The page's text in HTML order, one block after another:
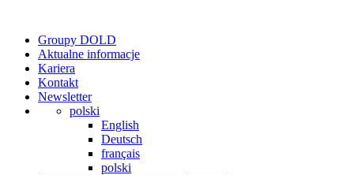
Groupy DOLD
Aktualne informacje
Kariera
Kontakt
Newsletter
polski
English
Deutsch
français
polski